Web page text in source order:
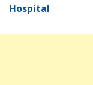
Hospital